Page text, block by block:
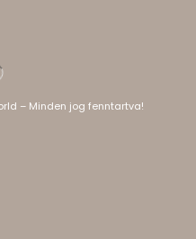
– Minden jog fenntartva!